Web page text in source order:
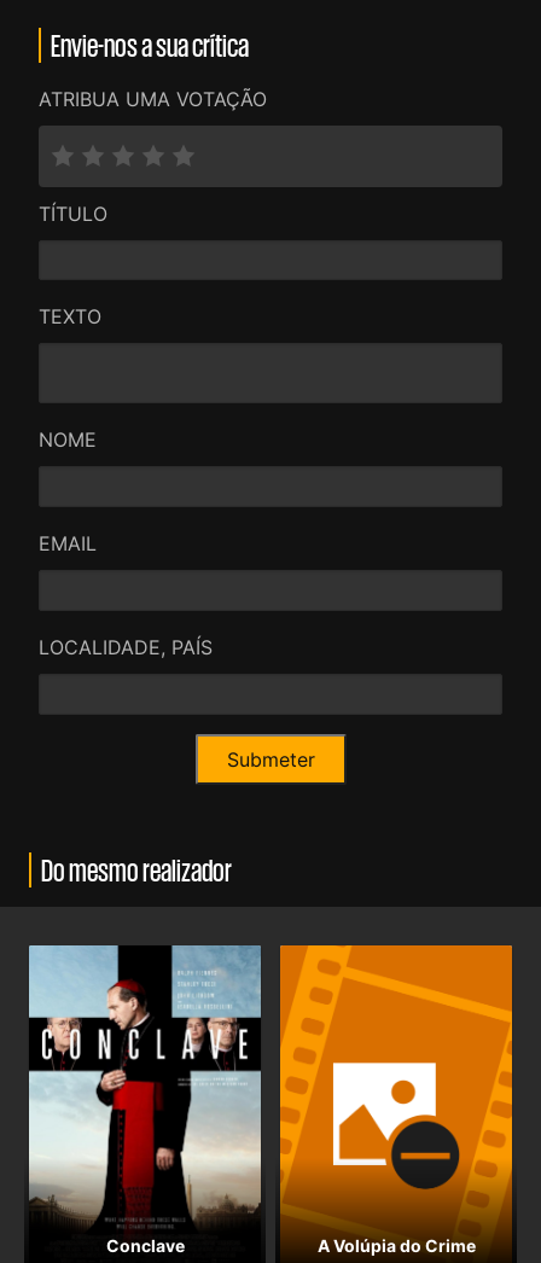
Envie-nos a sua crítica
ATRIBUA UMA VOTAÇÃO
TÍTULO
TEXTO
NOME
EMAIL
LOCALIDADE, PAÍS
Do mesmo realizador
Conclave A Volúpia do Crime